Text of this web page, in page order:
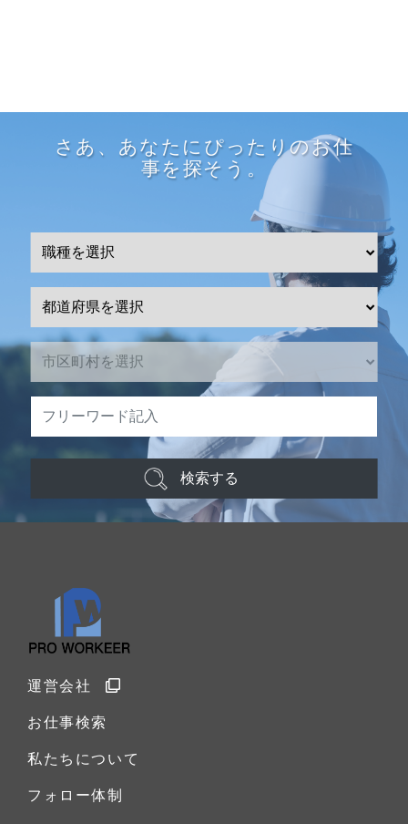
さあ、あなたにぴったりのお仕
事を探そう。
検索する
運営会社
お仕事検索
私たちについて
フォロー体制